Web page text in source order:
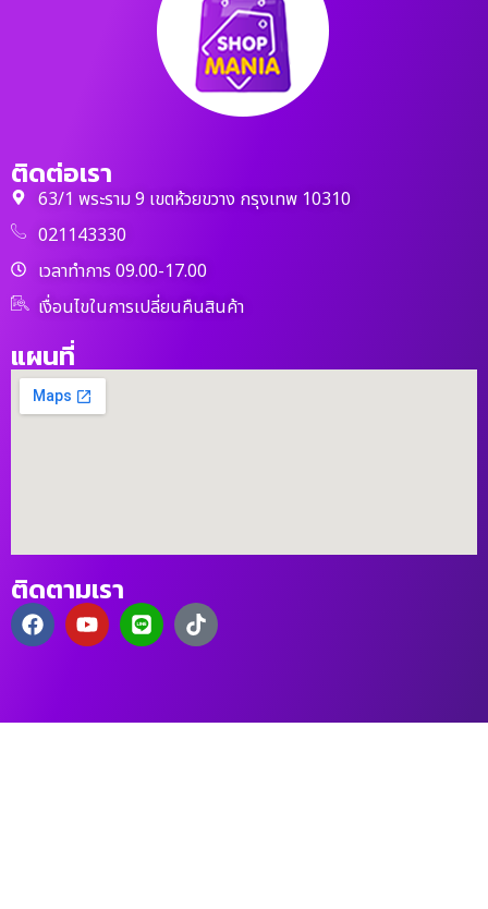
ติดต่อเรา
63/1 พระราม 9 เขตห้วยขวาง กรุงเทพ 10310
021143330
เวลาทำการ 09.00-17.00
เงื่อนไขในการเปลี่ยนคืนสินค้า
แผนที่
ติดตามเรา